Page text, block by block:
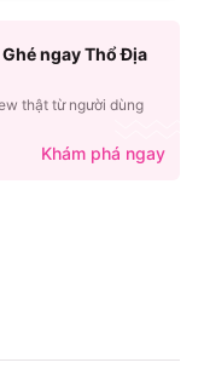
ngay Thổ Địa
thật từ người dùng
Khám phá ngay